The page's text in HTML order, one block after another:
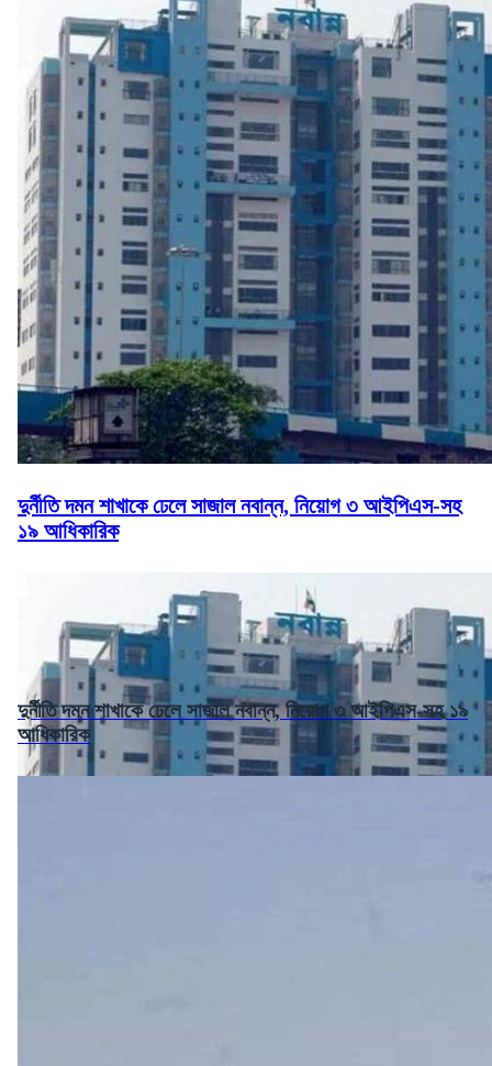
দুর্নীতি দমন শাখাকে ঢেলে সাজাল নবান্ন, নিয়োগ ৩ আইপিএস-সহ
১৯ আধিকারিক
দুর্নীতি দমন শাখাকে ঢেলে সাজাল নবান্ন, নিয়োগ ৩ আইপিএস-সহ ১৯
আধিকারিক